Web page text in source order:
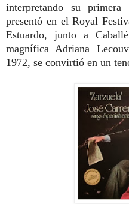
interpretando su
presentó en el Royal
Estuardo, junto a
magnífica Adriana
1972, se convirtió en un